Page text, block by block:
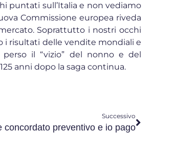
puntati sull’Italia e non vediamo
Commissione europea riveda
Soprattutto i nostri occhi
i risultati delle vendite mondiali e
il “vizio” del nonno e del
anni dopo la saga continua.
Successivo
concordato preventivo e io pago